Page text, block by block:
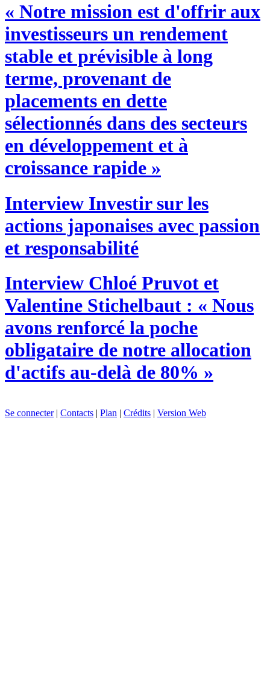
« Notre mission est d'offrir aux
investisseurs un rendement
stable et prévisible à long
terme, provenant de
placements en dette
sélectionnés dans des secteurs
en développement et à
croissance rapide »
Interview Investir sur les
actions japonaises avec passion
et responsabilité
Interview Chloé Pruvot et
Valentine Stichelbaut : « Nous
avons renforcé la poche
obligataire de notre allocation
d'actifs au-delà de 80% »
Se connecter| Contacts | Plan | Crédits | Version Web